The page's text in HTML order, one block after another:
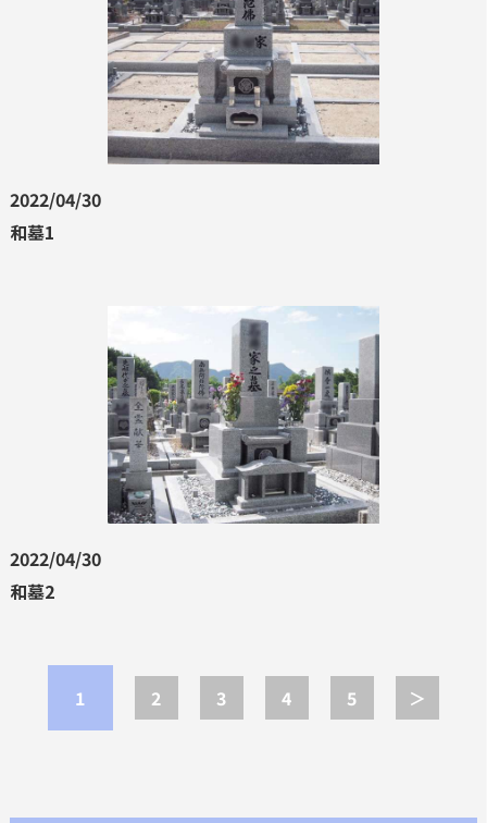
2022/04/30
和墓1
2022/04/30
和墓2
1 2 3 4 5 ＞